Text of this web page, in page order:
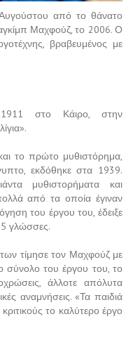
από το θάνατο
Μαχφούζ, το 2006. Ο
βραβευμένος με
1911 στο Κάιρο, στην
το πρώτο μυθιστόρημα,
εκδόθηκε στα 1939.
μυθιστορήματα και
από τα οποία έγιναν
του έργου του, έδειξε
γλώσσες.
τίμησε τον Μαχφούζ με
σύνολο του έργου του, το
άλλοτε απόλυτα
αναμνήσεις. «Τα παιδιά
το καλύτερο έργο